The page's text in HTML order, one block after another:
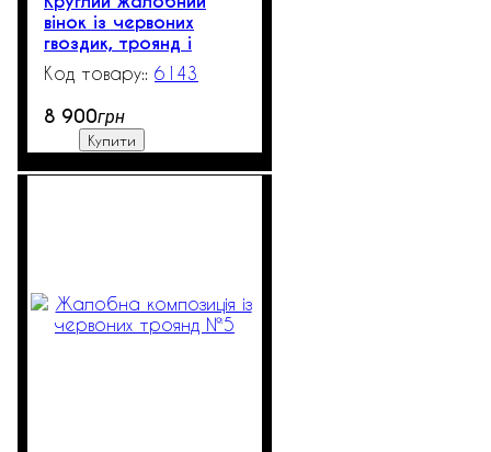
вінок із червоних
гвоздик, троянд і
гербер №1
6143
8 900грн
Купити